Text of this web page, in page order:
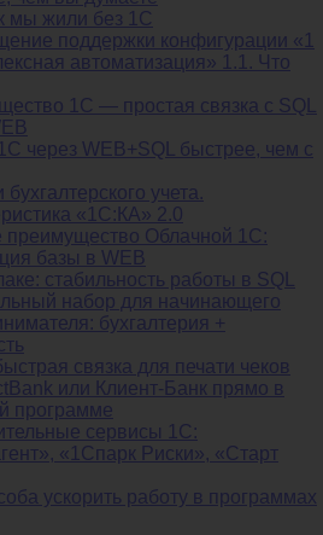
мы жили без 1С
поддержки конфигурации «1
автоматизация» 1.1. Что
1С — простая связка с SQL
через WEB+SQL быстрее, чем с
бухгалтерского учета.
«1С:КА» 2.0
преимущество Облачной 1С:
базы в WEB
стабильность работы в SQL
набор для начинающего
бухгалтерия +
связка для печати чеков
или Клиент-Банк прямо в
программе
сервисы 1С:
«1Спарк Риски», «Старт
ускорить работу в программах